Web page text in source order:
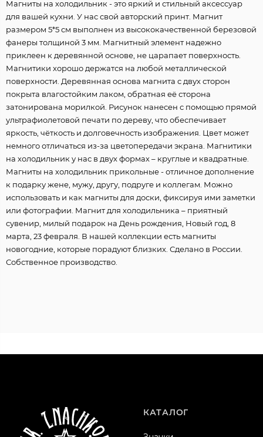
Магниты на холодильник - это яркий и стильный аксессуар
для вашей кухни. У нас свой авторский принт. Магнит
размером 5*5 см выполнен из высококачественной березовой
фанеры толщиной 3 мм. Магнитный элемент надежно
приклеен к деревянной основе, не царапает поверхность.
Магнитики хорошо держатся на любой металлической
поверхности. Деревянная основа магнита с двух сторон
покрыта влагостойким лаком, обратная её сторона
затонирована морилкой. Рисунок нанесен с помощью прямой
ультрафиолетовой печати по дереву, что обеспечивает
яркость, чёткость и долговечность изображения. Цвет может
немного отличаться из-за цветопередачи экрана. Магнитики
на холодильник у нас в двух формах – круглые и квадратные.
Магниты на холодильник прикольные - отличное дополнение
к подарку жене, мужу, другу, подруге и коллегам. Можно
использовать и как магниты для доски, фиксируя ими заметки
или фотографии. Магнит для холодильника – приятный
сувенир, милый подарок на День рождения, Новый год, 8
марта, 23 февраля. В нашей коллекции есть магниты
новогодние, которые порадуют близких. Сделано в России.
Собственное производство.
КАТАЛОГ